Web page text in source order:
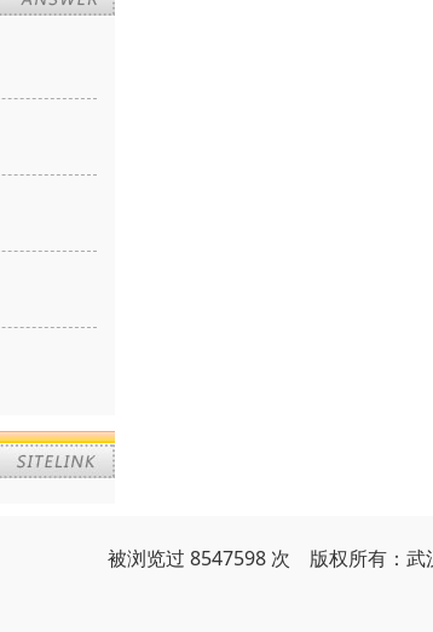
被浏览过 8547598 次 版权所有：武